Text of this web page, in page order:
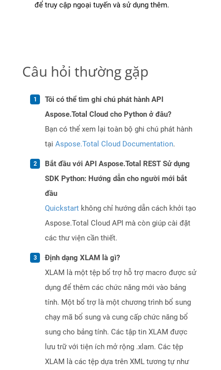
để truy cập ngoại tuyến và sử dụng thêm.
Câu hỏi thường gặp
Tôi có thể tìm ghi chú phát hành API
Aspose.Total Cloud cho Python ở đâu?
Bạn có thể xem lại toàn bộ ghi chú phát hành
tại Aspose.Total Cloud Documentation.
Bắt đầu với API Aspose.Total REST Sử dụng
SDK Python: Hướng dẫn cho người mới bắt
đầu
Quickstart không chỉ hướng dẫn cách khởi tạo
Aspose.Total Cloud API mà còn giúp cài đặt
các thư viện cần thiết.
Định dạng XLAM là gì?
XLAM là một tệp bổ trợ hỗ trợ macro được sử
dụng để thêm các chức năng mới vào bảng
tính. Một bổ trợ là một chương trình bổ sung
chạy mã bổ sung và cung cấp chức năng bổ
sung cho bảng tính. Các tập tin XLAM được
lưu trữ với tiện ích mở rộng .xlam. Các tệp
XLAM là các tệp dựa trên XML tương tự như